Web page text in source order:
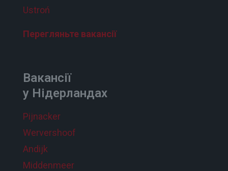
Ustroń
Перегляньте вакансії
Вакансії
у Нідерландах
Pijnacker
Wervershoof
Andijk
Middenmeer